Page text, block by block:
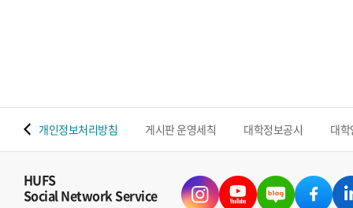
하나의 가치(김민석 선한영향실천센터장)를 주제로 강연을
진행하며 금융산업과 글로벌 투자 환경에 대한 다양한 시각을
공유했다.이어 국제관계연구회 이승우 회장(인도어과 23)은
연구회의 비전과 주요 학술 활동을 소개했으며, 학생들은 강연
이후 질의응답을 통해 국제관계와 금융시장의 연관성, 글로벌
개인정보처리방침 게시판 운영세칙 대학정보공시 대
HUFS
Social Network Service